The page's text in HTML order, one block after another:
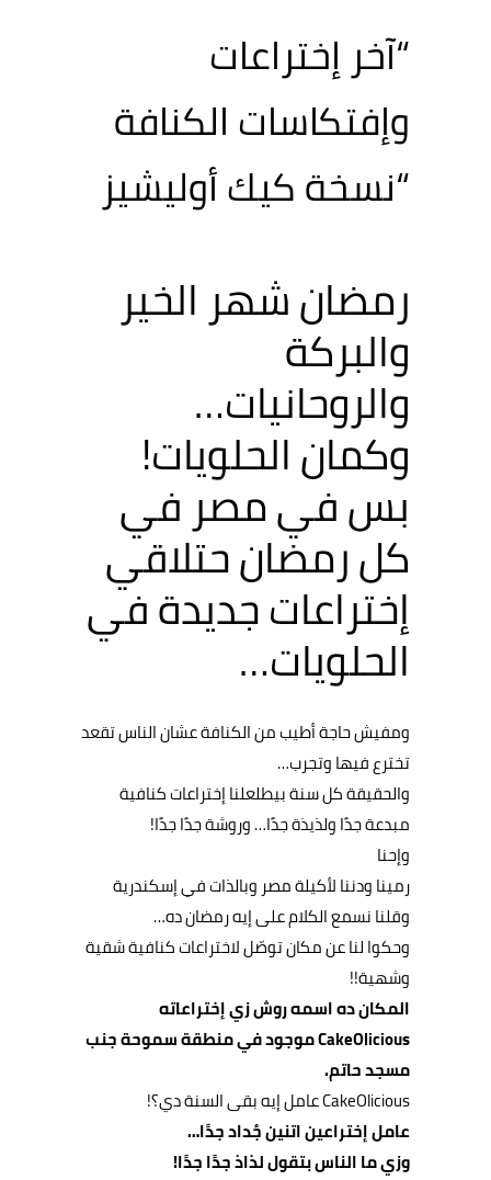
“آخر إختراعات
وإفتكاسات الكنافة
“نسخة كيك أوليشيز
رمضان شهر الخير
والبركة
والروحانيات…
وكمان الحلويات!
بس في مصر في
كل رمضان حتلاقي
إختراعات جديدة في
الحلويات…
ومفيش حاجة أطيب من الكنافة عشان الناس تقعد
تخترع فيها وتجرب…
والحقيقة كل سنة بيطلعلنا إختراعات كنافية
مبدعة جدًا ولذيذة جدًا… وروشة جدًا جدًا!
وإحنا
رمينا ودننا لأكيلة مصر وبالذات في إسكندرية
وقلنا نسمع الكلام على إيه رمضان ده…
وحكوا لنا عن مكان توصّل لاختراعات كنافية شقية
وشهية!!
المكان ده اسمه روش زي إختراعاته
CakeOlicious موجود في منطقة سموحة جنب
مسجد حاتم.
CakeOlicious عامل إيه بقى السنة دي؟!
عامل إختراعين اتنين جُداد جدًا…
وزي ما الناس بتقول لذاذ جدًا جدًا!